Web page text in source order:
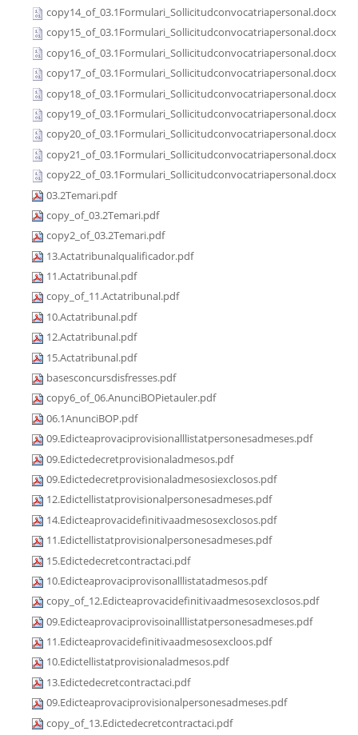
copy14_of_03.1Formulari_Sollicitudconvocatriapersonal.docx
copy15_of_03.1Formulari_Sollicitudconvocatriapersonal.docx
copy16_of_03.1Formulari_Sollicitudconvocatriapersonal.docx
copy17_of_03.1Formulari_Sollicitudconvocatriapersonal.docx
copy18_of_03.1Formulari_Sollicitudconvocatriapersonal.docx
copy19_of_03.1Formulari_Sollicitudconvocatriapersonal.docx
copy20_of_03.1Formulari_Sollicitudconvocatriapersonal.docx
copy21_of_03.1Formulari_Sollicitudconvocatriapersonal.docx
copy22_of_03.1Formulari_Sollicitudconvocatriapersonal.docx
03.2Temari.pdf
copy_of_03.2Temari.pdf
copy2_of_03.2Temari.pdf
13.Actatribunalqualificador.pdf
11.Actatribunal.pdf
copy_of_11.Actatribunal.pdf
10.Actatribunal.pdf
12.Actatribunal.pdf
15.Actatribunal.pdf
basesconcursdisfresses.pdf
copy6_of_06.AnunciBOPietauler.pdf
06.1AnunciBOP.pdf
09.Edicteaprovaciprovisionalllistatpersonesadmeses.pdf
09.Edictedecretprovisionaladmesos.pdf
09.Edictedecretprovisionaladmesosiexclosos.pdf
12.Edictellistatprovisionalpersonesadmeses.pdf
14.Edicteaprovacidefinitivaadmesosexclosos.pdf
11.Edictellistatprovisionalpersonesadmeses.pdf
15.Edictedecretcontractaci.pdf
10.Edicteaprovaciprovisonalllistatadmesos.pdf
copy_of_12.Edicteaprovacidefinitivaadmesosexclosos.pdf
09.Edicteaprovaciprovisoinalllistatpersonesadmeses.pdf
11.Edicteaprovacidefinitivaadmesosexcloos.pdf
10.Edictellistatprovisionaladmesos.pdf
13.Edictedecretcontractaci.pdf
09.Edicteaprovaciprovisionalpersonesadmeses.pdf
copy_of_13.Edictedecretcontractaci.pdf